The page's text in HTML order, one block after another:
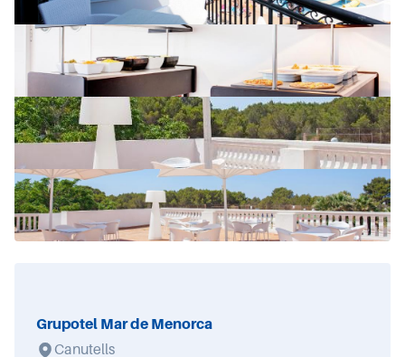
Grupotel Mar de Menorca
Canutells